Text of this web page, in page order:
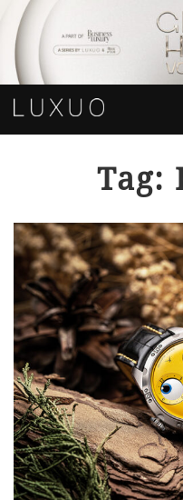
Tag: